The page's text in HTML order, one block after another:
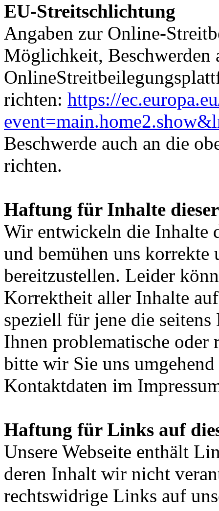
EU-Streitschlichtung
Angaben zur Online-
Möglichkeit, Beschwerden
richten: https://
Beschwerde auch an die
richten.
Haftung für Inhalte dieser
Wir entwickeln die Inhalte
und bemühen uns
bereitzustellen. Leider
Korrektheit aller Inhalte
speziell für jene die
Ihnen problematische
bitte wir Sie uns
Kontaktdaten im
Haftung für Links auf
Unsere Webseite enthält
deren Inhalt wir nicht
rechtswidrige Links auf